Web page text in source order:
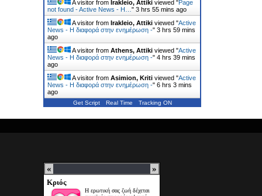
A visitor from Irakleio, Attiki viewed "Page
not found - Active News - Η… " 3 hrs 55 mins ago
A visitor from Irakleio, Attiki viewed "Active
News - Η διαφορά στην ενημέρωση -" 3 hrs 59 mins
ago
A visitor from Athens, Attiki viewed "Active
News - Η διαφορά στην ενημέρωση -" 4 hrs 39 mins
ago
A visitor from Asimion, Kriti viewed "Active
News - Η διαφορά στην ενημέρωση -" 6 hrs 3 mins
ago
Get Script Real Time Tracking ON